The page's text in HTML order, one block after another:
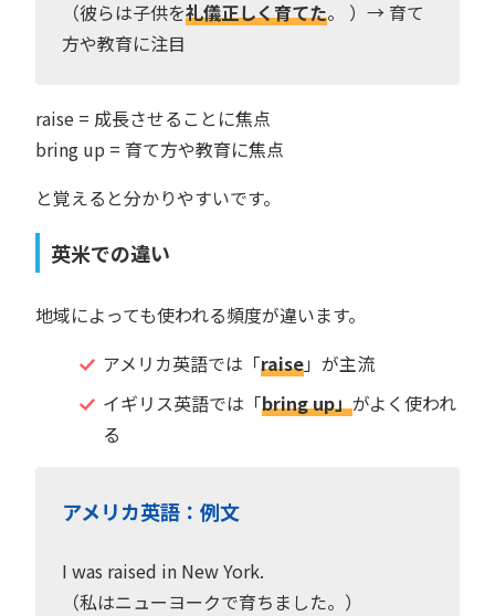
（彼らは子供を礼儀正しく育てた。 ）→ 育て
方や教育に注目
raise = 成長させることに焦点
bring up = 育て方や教育に焦点
と覚えると分かりやすいです。
英米での違い
地域によっても使われる頻度が違います。
アメリカ英語では「raise」が主流
イギリス英語では「bring up」がよく使われ
る
アメリカ英語：例文
I was raised in New York.
（私はニューヨークで育ちました。）